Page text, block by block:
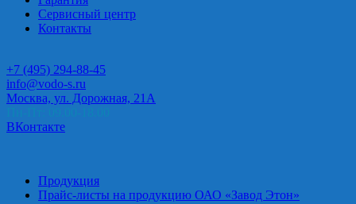
Сервисный центр
Контакты
+7 (495) 294-88-45
info@vodo-s.ru
Москва, ул. Дорожная, 21А
ВКонтакте
Продукция
Прайс-листы на продукцию ОАО «Завод Этон»